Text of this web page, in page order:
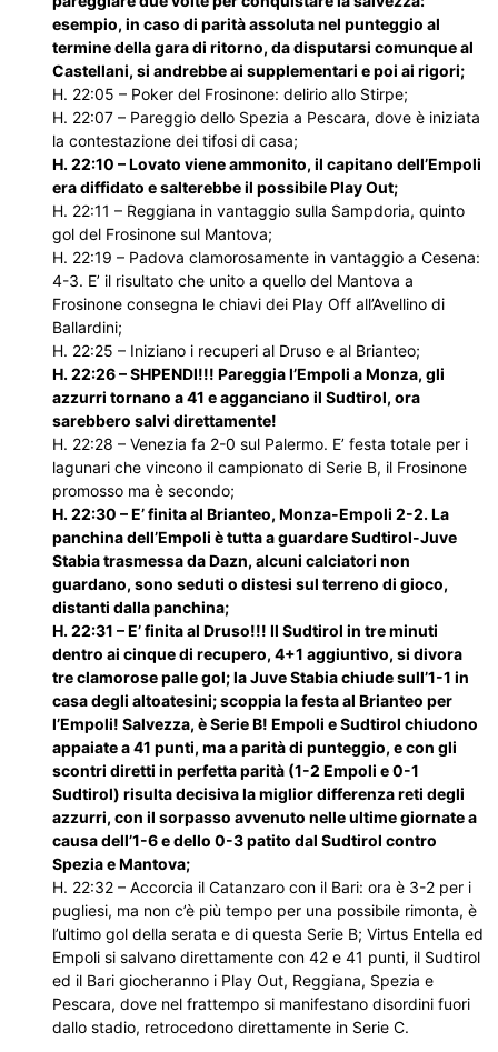
esempio, in caso di parità assoluta nel punteggio al
termine della gara di ritorno, da disputarsi comunque al
Castellani, si andrebbe ai supplementari e poi ai rigori;
H. 22:05 – Poker del Frosinone: delirio allo Stirpe;
H. 22:07 – Pareggio dello Spezia a Pescara, dove è iniziata
la contestazione dei tifosi di casa;
H. 22:10 – Lovato viene ammonito, il capitano dell’Empoli
era diffidato e salterebbe il possibile Play Out;
H. 22:11 – Reggiana in vantaggio sulla Sampdoria, quinto
gol del Frosinone sul Mantova;
H. 22:19 – Padova clamorosamente in vantaggio a Cesena:
4-3. E’ il risultato che unito a quello del Mantova a
Frosinone consegna le chiavi dei Play Off all’Avellino di
Ballardini;
H. 22:25 – Iniziano i recuperi al Druso e al Brianteo;
H. 22:26 – SHPENDI!!! Pareggia l’Empoli a Monza, gli
azzurri tornano a 41 e agganciano il Sudtirol, ora
sarebbero salvi direttamente!
H. 22:28 – Venezia fa 2-0 sul Palermo. E’ festa totale per i
lagunari che vincono il campionato di Serie B, il Frosinone
promosso ma è secondo;
H. 22:30 – E’ finita al Brianteo, Monza-Empoli 2-2. La
panchina dell’Empoli è tutta a guardare Sudtirol-Juve
Stabia trasmessa da Dazn, alcuni calciatori non
guardano, sono seduti o distesi sul terreno di gioco,
distanti dalla panchina;
H. 22:31 – E’ finita al Druso!!! Il Sudtirol in tre minuti
dentro ai cinque di recupero, 4+1 aggiuntivo, si divora
tre clamorose palle gol; la Juve Stabia chiude sull’1-1 in
casa degli altoatesini; scoppia la festa al Brianteo per
l’Empoli! Salvezza, è Serie B! Empoli e Sudtirol chiudono
appaiate a 41 punti, ma a parità di punteggio, e con gli
scontri diretti in perfetta parità (1-2 Empoli e 0-1
Sudtirol) risulta decisiva la miglior differenza reti degli
azzurri, con il sorpasso avvenuto nelle ultime giornate a
causa dell’1-6 e dello 0-3 patito dal Sudtirol contro
Spezia e Mantova;
H. 22:32 – Accorcia il Catanzaro con il Bari: ora è 3-2 per i
pugliesi, ma non c’è più tempo per una possibile rimonta, è
l’ultimo gol della serata e di questa Serie B; Virtus Entella ed
Empoli si salvano direttamente con 42 e 41 punti, il Sudtirol
ed il Bari giocheranno i Play Out, Reggiana, Spezia e
Pescara, dove nel frattempo si manifestano disordini fuori
dallo stadio, retrocedono direttamente in Serie C.